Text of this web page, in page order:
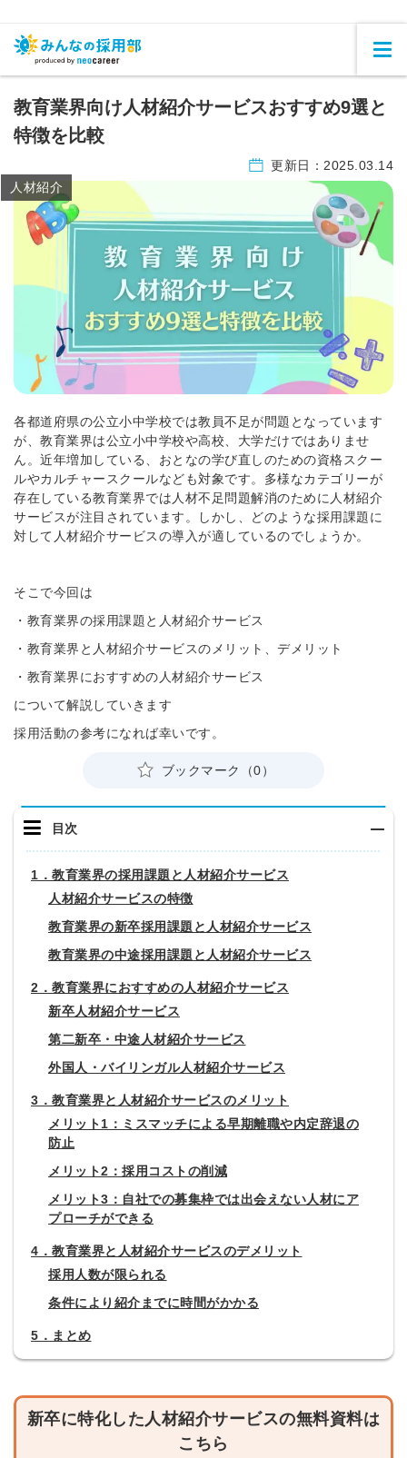
教育業界向け人材紹介サービスおすすめ9選と
特徴を比較
更新日： 2025.03.14
人材紹介
各都道府県の公立小中学校では教員不足が問題となっています
が、教育業界は公立小中学校や高校、大学だけではありませ
ん。近年増加している、おとなの学び直しのための資格スクー
ルやカルチャースクールなども対象です。多様なカテゴリーが
存在している教育業界では人材不足問題解消のために人材紹介
サービスが注目されています。しかし、どのような採用課題に
対して人材紹介サービスの導入が適しているのでしょうか。
そこで今回は
・ 教育業界の採用課題と人材紹介サービス
・教育業界と人材紹介サービスのメリット、デメリット
・ 教育業界におすすめの人材紹介サービス
について解説していきます
採用活動の参考になれば幸いです。
ブックマーク（0）
目次
1．教育業界の採用課題と人材紹介サービス
人材紹介サービスの特徴
教育業界の新卒採用課題と人材紹介サービス
教育業界の中途採用課題と人材紹介サービス
2．教育業界におすすめの人材紹介サービス
新卒人材紹介サービス
第二新卒・中途人材紹介サービス
外国人・バイリンガル人材紹介サービス
3．教育業界と人材紹介サービスのメリット
メリット1：ミスマッチによる早期離職や内定辞退の
防止
メリット2：採用コストの削減
メリット3：自社での募集枠では出会えない人材にア
プローチができる
4．教育業界と人材紹介サービスのデメリット
採用人数が限られる
条件により紹介までに時間がかかる
5．まとめ
新卒に特化した人材紹介サービスの無料資料は
こちら